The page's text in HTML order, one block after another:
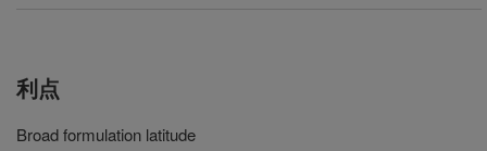
利点
Broad formulation latitude